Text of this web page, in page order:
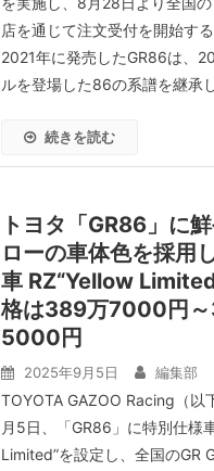
店を通じて注文受付を開始する
2021年に発売したGR86は、
ルを登場した86の系譜を継承
続きを読む
トヨタ「GR86」に
ローの車体色を採用
車 RZ“Yellow
格は389万7000円
5000円
2025年9月5日 編集部
TOYOTA GAZOO Racing（以
月5日、「GR86」に特別仕様
Limited”を設定し、全国のGR